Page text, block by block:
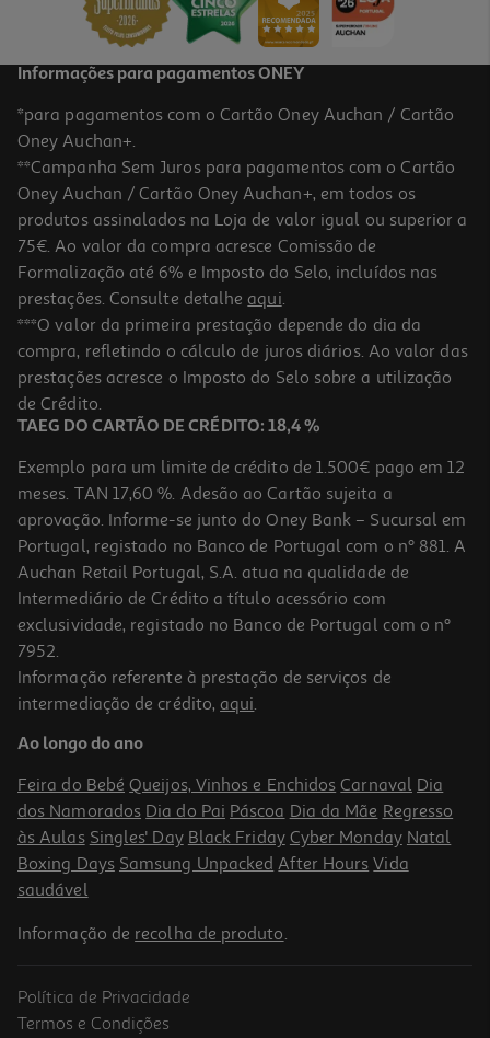
Informações para pagamentos ONEY
*para pagamentos com o Cartão Oney Auchan / Cartão
Oney Auchan+.
**Campanha Sem Juros para pagamentos com o Cartão
Oney Auchan / Cartão Oney Auchan+, em todos os
produtos assinalados na Loja de valor igual ou superior a
75€. Ao valor da compra acresce Comissão de
Formalização até 6% e Imposto do Selo, incluídos nas
prestações. Consulte detalhe aqui.
***O valor da primeira prestação depende do dia da
compra, refletindo o cálculo de juros diários. Ao valor das
prestações acresce o Imposto do Selo sobre a utilização
de Crédito.
TAEG DO CARTÃO DE CRÉDITO: 18,4 %
Exemplo para um limite de crédito de 1.500€ pago em 12
meses. TAN 17,60 %. Adesão ao Cartão sujeita a
aprovação. Informe-se junto do Oney Bank – Sucursal em
Portugal, registado no Banco de Portugal com o nº 881. A
Auchan Retail Portugal, S.A. atua na qualidade de
Intermediário de Crédito a título acessório com
exclusividade, registado no Banco de Portugal com o nº
7952.
Informação referente à prestação de serviços de
intermediação de crédito, aqui.
Ao longo do ano
Feira do Bebé Queijos, Vinhos e Enchidos Carnaval Dia
dos Namorados Dia do Pai Páscoa Dia da Mãe Regresso
às Aulas Singles' Day Black Friday Cyber Monday Natal
Boxing Days Samsung Unpacked After Hours Vida
saudável
Informação de recolha de produto.
Política de Privacidade
Termos e Condições